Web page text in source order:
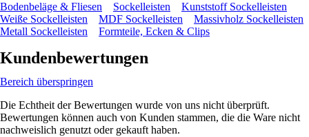
Bodenbeläge & Fliesen
Sockelleisten
Kunststoff Sockelleisten
Weiße Sockelleisten
MDF Sockelleisten
Massivholz Sockelleisten
Metall Sockelleisten
Formteile, Ecken & Clips
Kundenbewertungen
Bereich überspringen
Die Echtheit der Bewertungen wurde von uns nicht überprüft.
Bewertungen können auch von Kunden stammen, die die Ware nicht
nachweislich genutzt oder gekauft haben.